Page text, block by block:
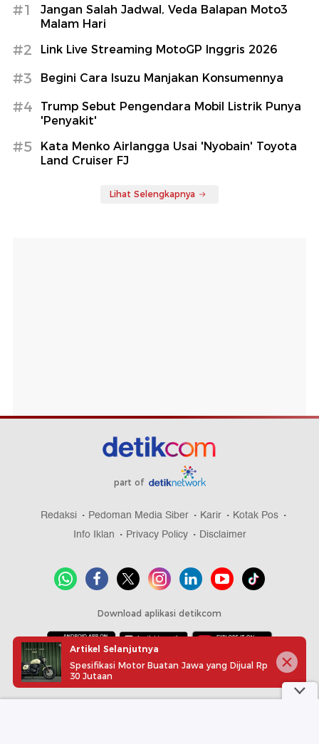
#1
Jangan Salah Jadwal, Veda Balapan Moto3
Malam Hari
#2 Link Live Streaming MotoGP Inggris 2026
#3 Begini Cara Isuzu Manjakan Konsumennya
#4
Trump Sebut Pengendara Mobil Listrik Punya
'Penyakit'
#5
Kata Menko Airlangga Usai 'Nyobain' Toyota
Land Cruiser FJ
Lihat Selengkapnya
part of
Redaksi Pedoman Media Siber Karir
Kotak Pos
Info Iklan
Privacy Policy Disclaimer
Download aplikasi detikcom
Copyright @ 2026 detikcom, All right reserved
Artikel Selanjutnya
Spesifikasi Motor Buatan Jawa yang Dijual Rp
30 Jutaan